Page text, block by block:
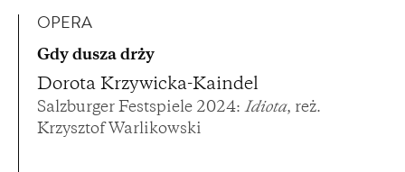
OPERA
Gdy dusza drży
Dorota Krzywicka-Kaindel
Salzburger Festspiele 2024: Idiota, reż.
Krzysztof Warlikowski